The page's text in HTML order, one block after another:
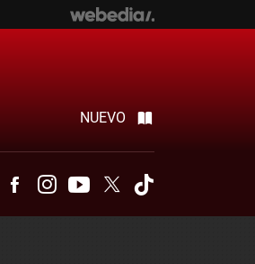
NUEVO
TelegramFacebookInstagramYoutubeTwitter